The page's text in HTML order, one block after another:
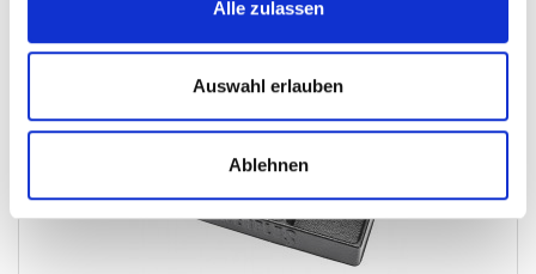
Alle zulassen
Auswahl erlauben
Ablehnen